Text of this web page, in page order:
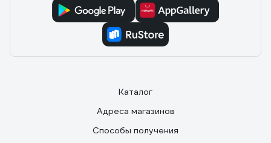
Каталог
Адреса магазинов
Способы получения